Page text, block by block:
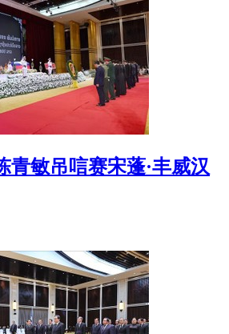
青敏吊唁赛宋蓬·丰威汉